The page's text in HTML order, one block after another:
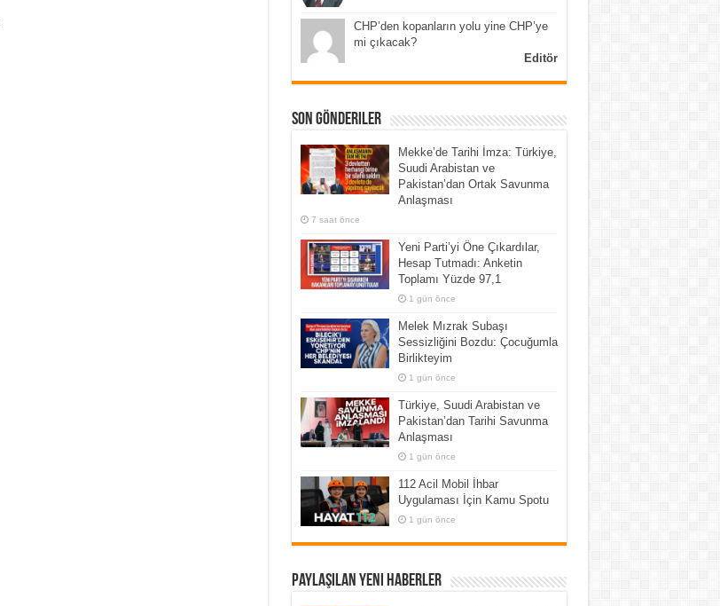
CHP’den kopanların yolu yine CHP’ye
mi çıkacak?
Editör
Son Gönderiler
Mekke’de Tarihi İmza: Türkiye,
Suudi Arabistan ve
Pakistan’dan Ortak Savunma
Anlaşması
7 saat önce
Yeni Parti’yi Öne Çıkardılar,
Hesap Tutmadı: Anketin
Toplamı Yüzde 97,1
1 gün önce
Melek Mızrak Subaşı
Sessizliğini Bozdu: Çocuğumla
Birlikteyim
1 gün önce
Türkiye, Suudi Arabistan ve
Pakistan’dan Tarihi Savunma
Anlaşması
1 gün önce
112 Acil Mobil İhbar
Uygulaması İçin Kamu Spotu
1 gün önce
Paylaşılan Yeni Haberler